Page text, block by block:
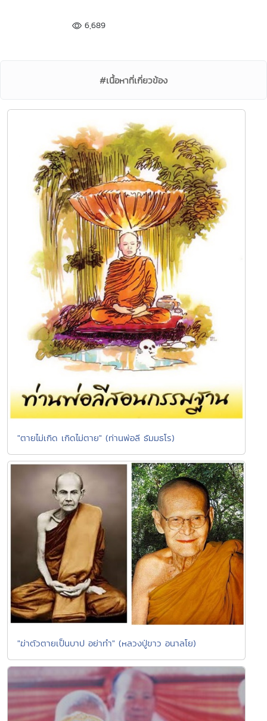
6,689
#เนื้อหาที่เกี่ยวข้อง
"ตายไม่เกิด เกิดไม่ตาย" (ท่านพ่อลี ธัมมธโร)
"ฆ่าตัวตายเป็นบาป อย่าทำ" (หลวงปู่ขาว อนาลโย)